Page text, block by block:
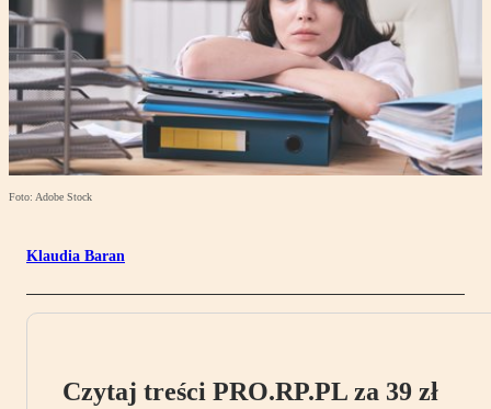
Foto: Adobe Stock
Klaudia Baran
Czytaj treści PRO.RP.PL za 39 zł